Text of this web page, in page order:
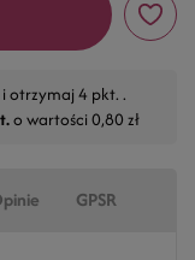
otrzymaj 4 pkt. .
o wartości 0,80 zł
GPSR